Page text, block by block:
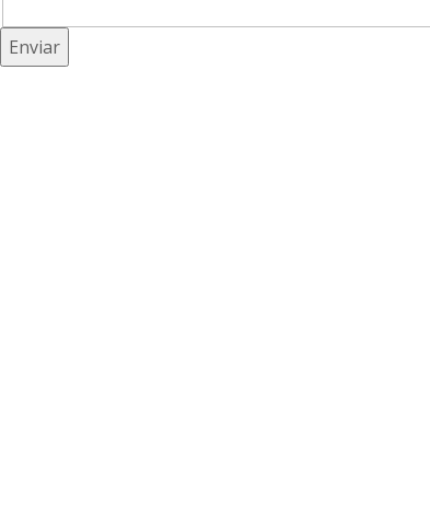
Enviar